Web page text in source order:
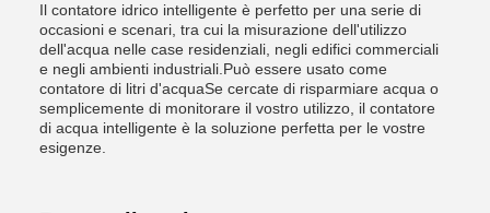
Il contatore idrico intelligente è perfetto per una serie di
occasioni e scenari, tra cui la misurazione dell'utilizzo
dell'acqua nelle case residenziali, negli edifici commerciali
e negli ambienti industriali.Può essere usato come
contatore di litri d'acquaSe cercate di risparmiare acqua o
semplicemente di monitorare il vostro utilizzo, il contatore
di acqua intelligente è la soluzione perfetta per le vostre
esigenze.